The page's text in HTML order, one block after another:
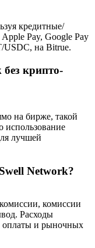
кредитные/
Pay, Google Pay
USDC, на Bitrue.
крипто-
на бирже, такой
использование
лучшей
Network?
комиссии
Расходы
оплаты и рыночных